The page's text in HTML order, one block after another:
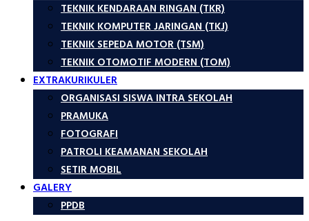
TEKNIK KENDARAAN RINGAN (TKR)
TEKNIK KOMPUTER JARINGAN (TKJ)
TEKNIK SEPEDA MOTOR (TSM)
TEKNIK OTOMOTIF MODERN (TOM)
EXTRAKURIKULER
ORGANISASI SISWA INTRA SEKOLAH
PRAMUKA
FOTOGRAFI
PATROLI KEAMANAN SEKOLAH
SETIR MOBIL
GALERY
PPDB